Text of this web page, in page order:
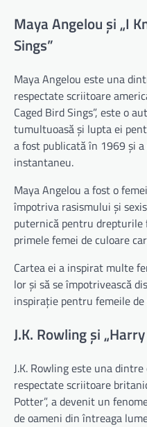
Maya Angelou și „I
Sings”
Maya Angelou este una
respectate scriitoare
Caged Bird Sings”, este o
tumultuoasă și lupta ei
a fost publicată în 1969 și
instantaneu.
Maya Angelou a fost o
împotriva rasismului și
puternică pentru
primele femei de culoare
Cartea ei a inspirat multe
lor și să se împotrivească
inspirație pentru femeile
J.K. Rowling și
J.K. Rowling este una
respectate scriitoare
Potter”, a devenit un
de oameni din întreaga